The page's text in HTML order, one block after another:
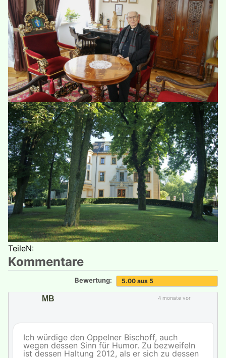
TeileN:
Kommentare
Bewertung: 5.00 aus 5
MB 4 monate vor
Ich würdige den Oppelner Bischoff, auch
wegen dessen Sinn für Humor. Zu bezweifeln
ist dessen Haltung 2012, als er sich zu dessen